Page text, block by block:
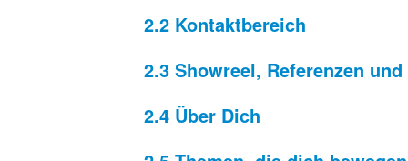
2.2 Kontaktbereich
2.3 Showreel, Referenzen
2.4 Über Dich